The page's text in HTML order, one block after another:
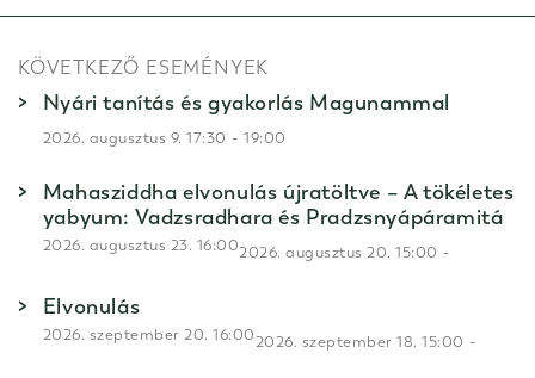
KÖVETKEZŐ ESEMÉNYEK
Nyári tanítás és gyakorlás Magunammal
2026. augusztus 9. 17:30 -19:00
Mahasziddha elvonulás újratöltve – A tökéletes
yabyum: Vadzsradhara és Pradzsnyápáramitá
2026. augusztus 20. 15:00 -
2026. augusztus 23. 16:00
Elvonulás
2026. szeptember 18. 15:00 -
2026. szeptember 20. 16:00